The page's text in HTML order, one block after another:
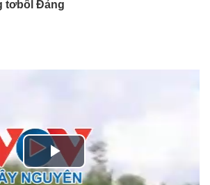
tơbôl Đảng
P